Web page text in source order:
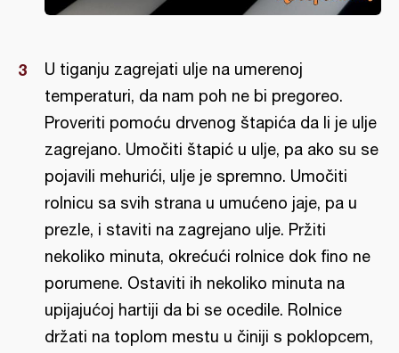
U tiganju zagrejati ulje na umerenoj
temperaturi, da nam poh ne bi pregoreo.
Proveriti pomoću drvenog štapića da li je ulje
zagrejano. Umočiti štapić u ulje, pa ako su se
pojavili mehurići, ulje je spremno. Umočiti
rolnicu sa svih strana u umućeno jaje, pa u
prezle, i staviti na zagrejano ulje. Pržiti
nekoliko minuta, okrećući rolnice dok fino ne
porumene. Ostaviti ih nekoliko minuta na
upijajućoj hartiji da bi se ocedile. Rolnice
držati na toplom mestu u činiji s poklopcem,